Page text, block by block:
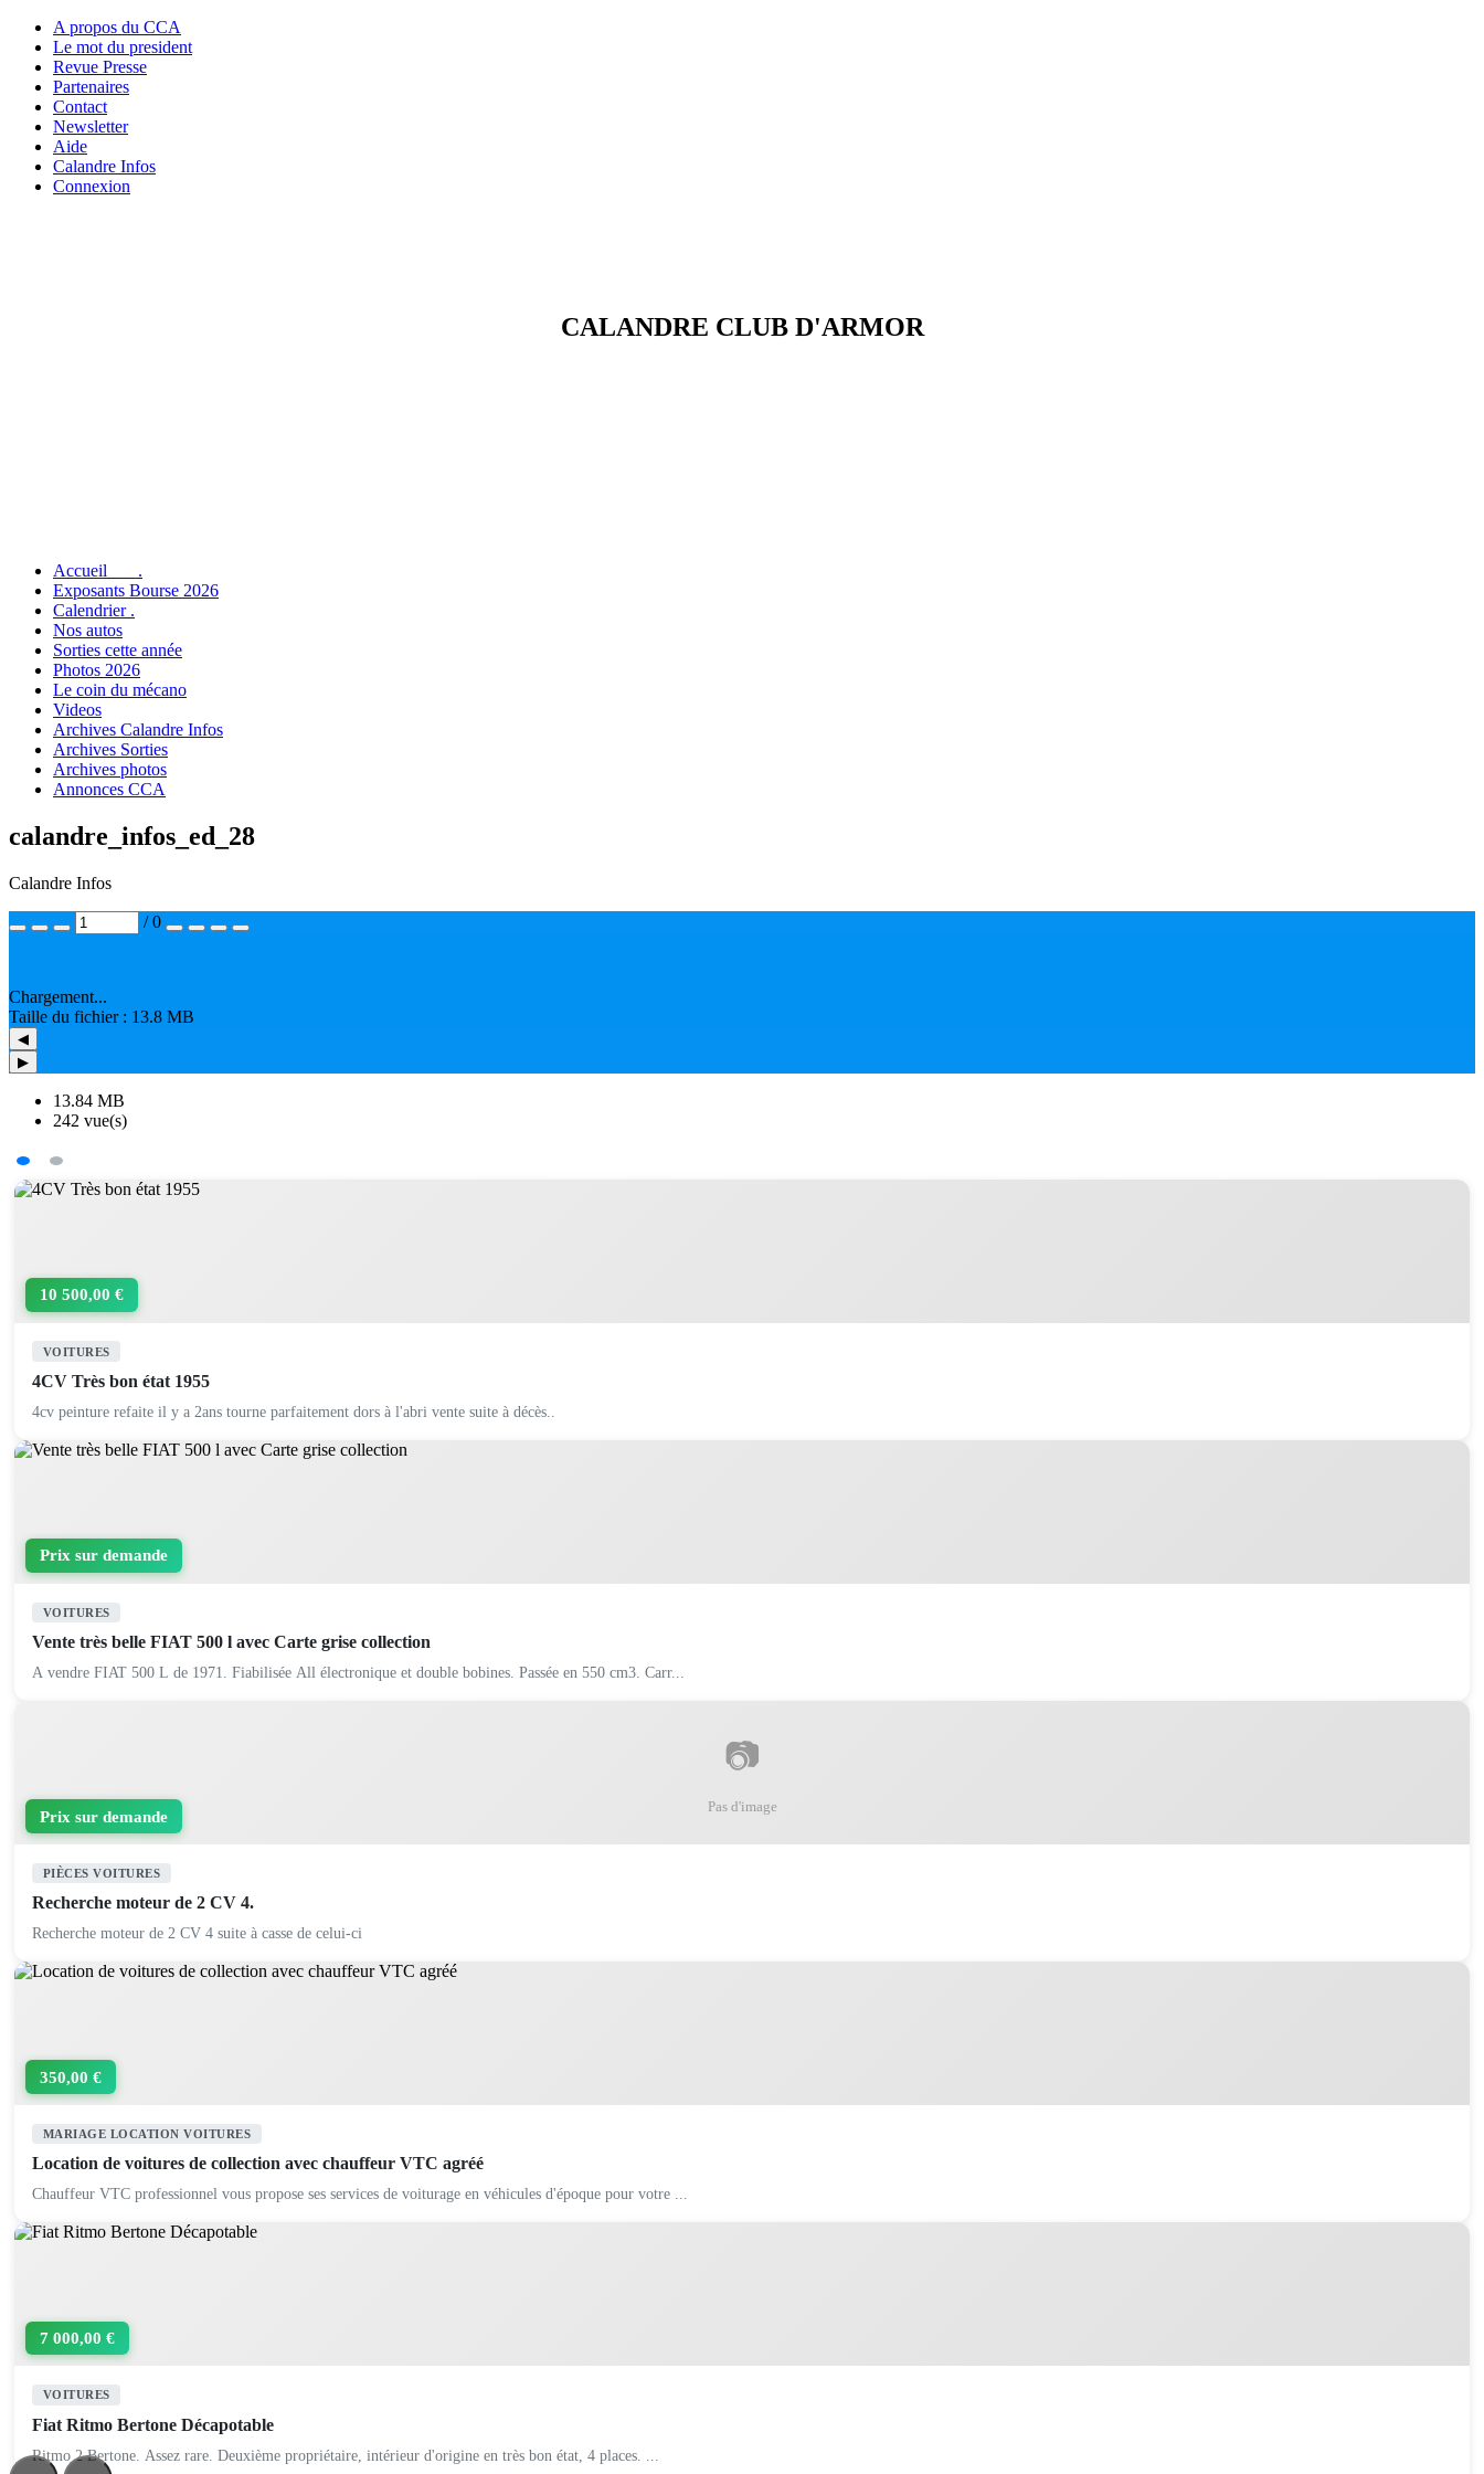
A propos du CCA
Le mot du president
Revue Presse
Partenaires
Contact
Newsletter
Aide
Calandre Infos
Connexion
CALANDRE CLUB D'ARMOR
Accueil .
Exposants Bourse 2026
Calendrier .
Nos autos
Sorties cette année
Photos 2026
Le coin du mécano
Videos
Archives Calandre Infos
Archives Sorties
Archives photos
Annonces CCA
calandre_infos_ed_28
Calandre Infos
/ 0
Chargement...
Taille du fichier : 13.8 MB
◀
▶
13.84 MB
242 vue(s)
10 500,00 €
VOITURES
4CV Très bon état 1955
4cv peinture refaite il y a 2ans tourne parfaitement dors à l'abri vente suite à décès..
Prix sur demande
VOITURES
Vente très belle FIAT 500 l avec Carte grise collection
A vendre FIAT 500 L de 1971. Fiabilisée All électronique et double bobines. Passée en 550 cm3. Carr...
📷
Pas d'image
Prix sur demande
PIÈCES VOITURES
Recherche moteur de 2 CV 4.
Recherche moteur de 2 CV 4 suite à casse de celui-ci
350,00 €
MARIAGE LOCATION VOITURES
Location de voitures de collection avec chauffeur VTC agréé
Chauffeur VTC professionnel vous propose ses services de voiturage en véhicules d'époque pour votre ...
7 000,00 €
VOITURES
Fiat Ritmo Bertone Décapotable
Ritmo 2 Bertone. Assez rare. Deuxième propriétaire, intérieur d'origine en très bon état, 4 places. ...